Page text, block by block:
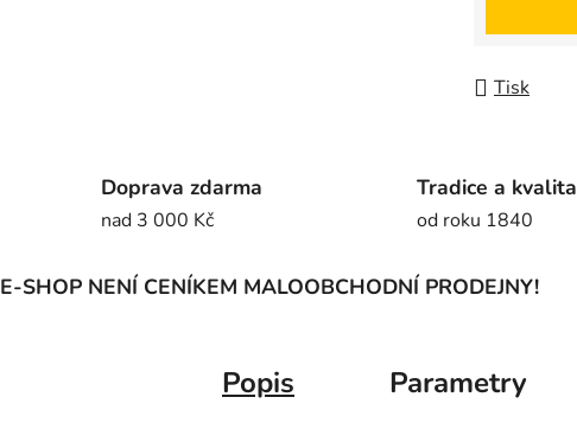
Tisk
Doprava zdarma
nad 3 000 Kč
Tradice a kvalita
od roku 1840
E-SHOP NENÍ CENÍKEM MALOOBCHODNÍ PRODEJNY!
Popis Parametry